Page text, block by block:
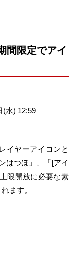
間限定でアイ
(水) 12:59
イヤーアイコンと
はつほ」、「[アイ
限開放に必要な素
ます。